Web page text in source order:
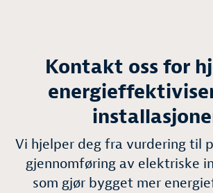
Kontakt oss for
Vi hjelper deg fra vurdering til
gjennomføring av elektriske
som gjør bygget mer